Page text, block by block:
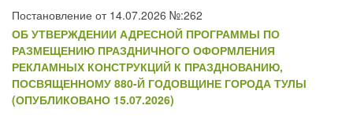
Постановление от 14.07.2026 №:262
ОБ УТВЕРЖДЕНИИ АДРЕСНОЙ ПРОГРАММЫ ПО
РАЗМЕЩЕНИЮ ПРАЗДНИЧНОГО ОФОРМЛЕНИЯ
РЕКЛАМНЫХ КОНСТРУКЦИЙ К ПРАЗДНОВАНИЮ,
ПОСВЯЩЕННОМУ 880-Й ГОДОВЩИНЕ ГОРОДА ТУЛЫ
(ОПУБЛИКОВАНО 15.07.2026)